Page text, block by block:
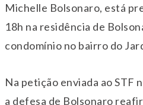
Michelle Bolsonaro, está
18h na residência de
condomínio no bairro do
Na petição enviada ao STF
a defesa de Bolsonaro